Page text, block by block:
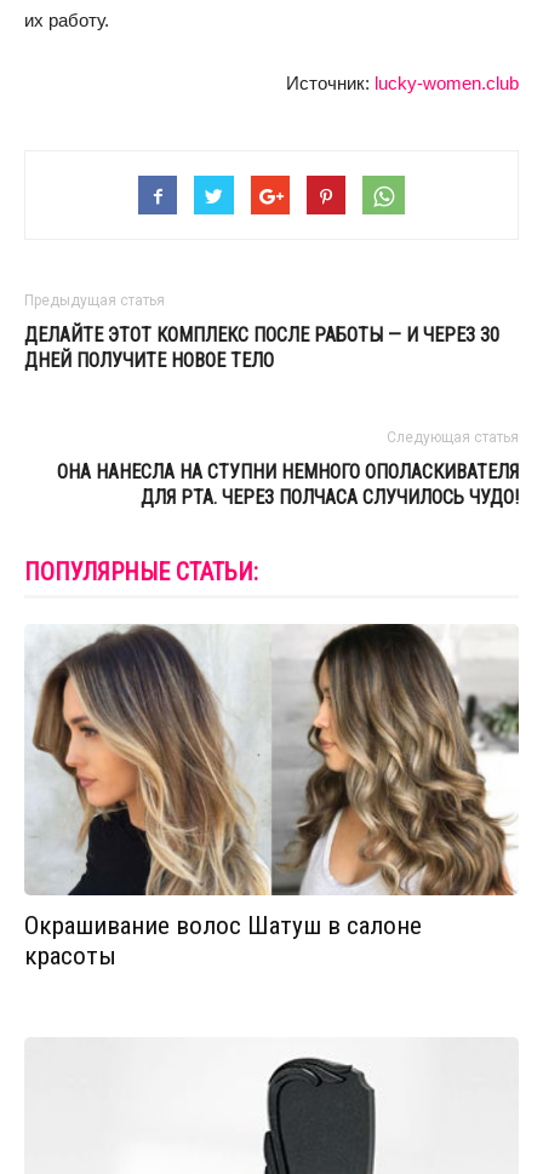
их работу.
Источник: lucky-women.club
Предыдущая статья
ДЕЛАЙТЕ ЭТОТ КОМПЛЕКС ПОСЛЕ РАБОТЫ — И ЧЕРЕЗ 30
ДНЕЙ ПОЛУЧИТЕ НОВОЕ ТЕЛО
Следующая статья
ОНА НАНЕСЛА НА СТУПНИ НЕМНОГО ОПОЛАСКИВАТЕЛЯ
ДЛЯ РТА. ЧЕРЕЗ ПОЛЧАСА СЛУЧИЛОСЬ ЧУДО!
ПОПУЛЯРНЫЕ СТАТЬИ:
Окрашивание волос Шатуш в салоне
красоты